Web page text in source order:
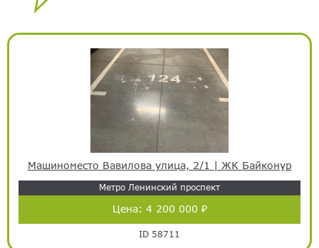
Машиноместо Вавилова улица, 2/1 | ЖК Байконур
Метро Ленинский проспект
Цена: 4 200 000 ₽
ID 58711